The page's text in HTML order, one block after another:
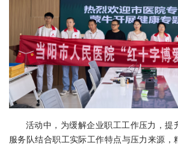
活动中，为缓解企业职工工作压力，提
服务队结合职工实际工作特点与压力来源，